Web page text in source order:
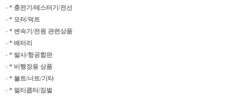
· * 충전기/테스터기/전선
· * 모터/덕트
· * 변속기/전원 관련상품
· * 배터리
· * 발사/항공합판
· * 비행장용 상품
· * 볼트/너트/기타
· * 멀티콥터/짐벌